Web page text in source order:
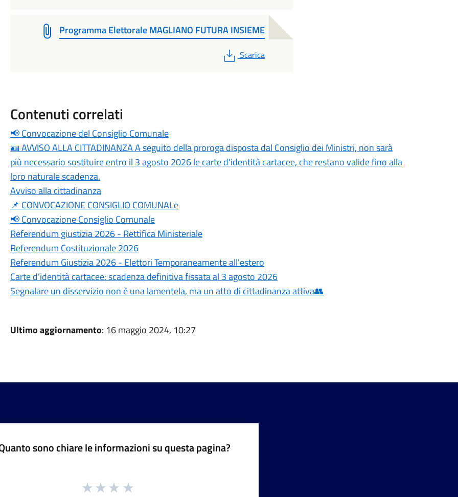
Programma Elettorale MAGLIANO FUTURA INSIEME
PDF
Scarica
Contenuti correlati
📢 Convocazione del Consiglio Comunale
🪪 AVVISO ALLA CITTADINANZA A seguito della proroga disposta dal Consiglio dei Ministri, non sarà
più necessario sostituire entro il 3 agosto 2026 le carte d'identità cartacee, che restano valide fino alla
loro naturale scadenza.
Avviso alla cittadinanza
📌 CONVOCAZIONE CONSIGLIO COMUNALe
📢 Convocazione Consiglio Comunale
Referendum giustizia 2026 - Rettifica Ministeriale
Referendum Costituzionale 2026
Referendum Giustizia 2026 - Elettori Temporaneamente all'estero
Carte d’identità cartacee: scadenza definitiva fissata al 3 agosto 2026
Segnalare un disservizio non è una lamentela, ma un atto di cittadinanza attiva👥
Ultimo aggiornamento: 16 maggio 2024, 10:27
sono chiare le informazioni su questa pagina?